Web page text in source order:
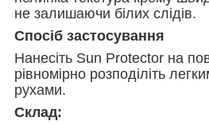
не залишаючи білих слідів.
Спосіб застосування
Нанесіть Sun Protector на
рівномірно розподіліть
рухами.
Склад: